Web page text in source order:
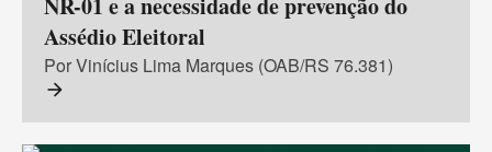
Assédio Eleitoral
Por Vinícius Lima Marques (OAB/RS 76.381)
arrow_forward